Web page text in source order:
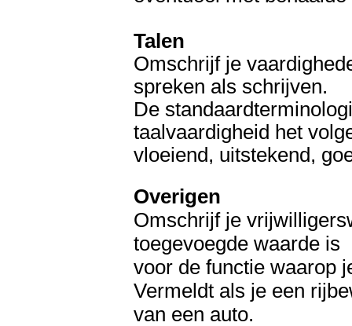
Talen
Omschrijf je
spreken als schrijven.
De
taalvaardigheid het
vloeiend, uitstekend,
Overigen
Omschrijf je
toegevoegde waarde is
voor de functie waarop
Vermeldt als je een
van een auto.